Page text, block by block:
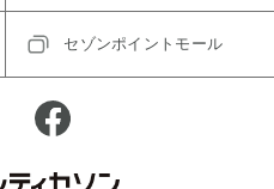
セゾンポイントモール